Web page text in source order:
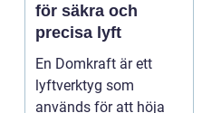
för säkra och
precisa lyft
En Domkraft är ett
lyftverktyg som
används för att höja